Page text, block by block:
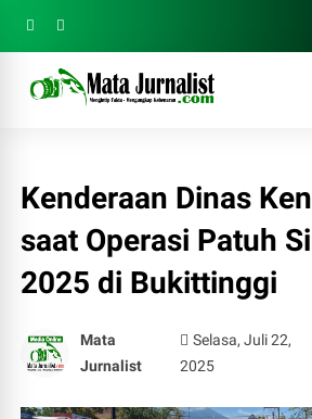
Kenderaan Dinas
saat Operasi Patuh
2025 di Bukittinggi
Mata
Jurnalist
Selasa, Juli 22,
2025